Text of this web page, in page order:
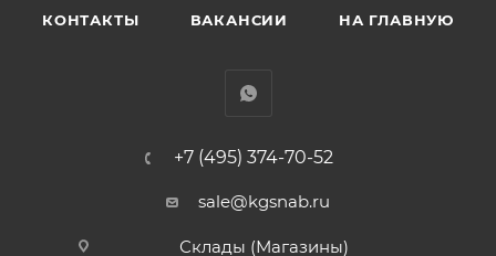
КОНТАКТЫ ВАКАНСИИ НА ГЛАВНУЮ
+7 (495) 374-70-52
sale@kgsnab.ru
Склады (Магазины)